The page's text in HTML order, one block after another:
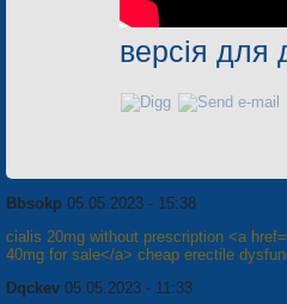
версія для
Bbsokp 05.05.2023 - 15:38
cialis 20mg without prescription <a
40mg for sale</a> cheap erectile
Dqckev 05.05.2023 - 11:33